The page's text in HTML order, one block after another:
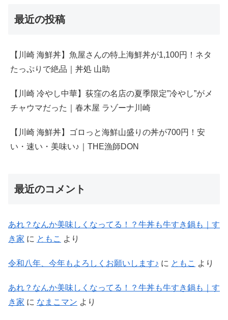
最近の投稿
【川崎 海鮮丼】魚屋さんの特上海鮮丼が1,100円！ネタ
たっぷりで絶品｜丼処 山助
【川崎 冷やし中華】荻窪の名店の夏季限定”冷やし”がメ
チャウマだった｜春木屋 ラゾーナ川崎
【川崎 海鮮丼】ゴロっと海鮮山盛りの丼が700円！安
い・速い・美味い♪｜THE漁師DON
最近のコメント
あれ？なんか美味しくなってる！？牛丼も牛すき鍋も｜す
き家 に ともこ より
令和八年、今年もよろしくお願いします♪ に ともこ より
あれ？なんか美味しくなってる！？牛丼も牛すき鍋も｜す
き家 に なまこマン より